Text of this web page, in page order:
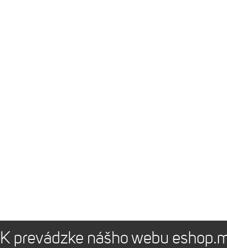
K prevádzke nášho webu